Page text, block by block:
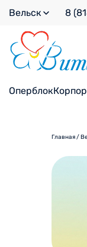
Вельск 8
Оперблок
Главная/